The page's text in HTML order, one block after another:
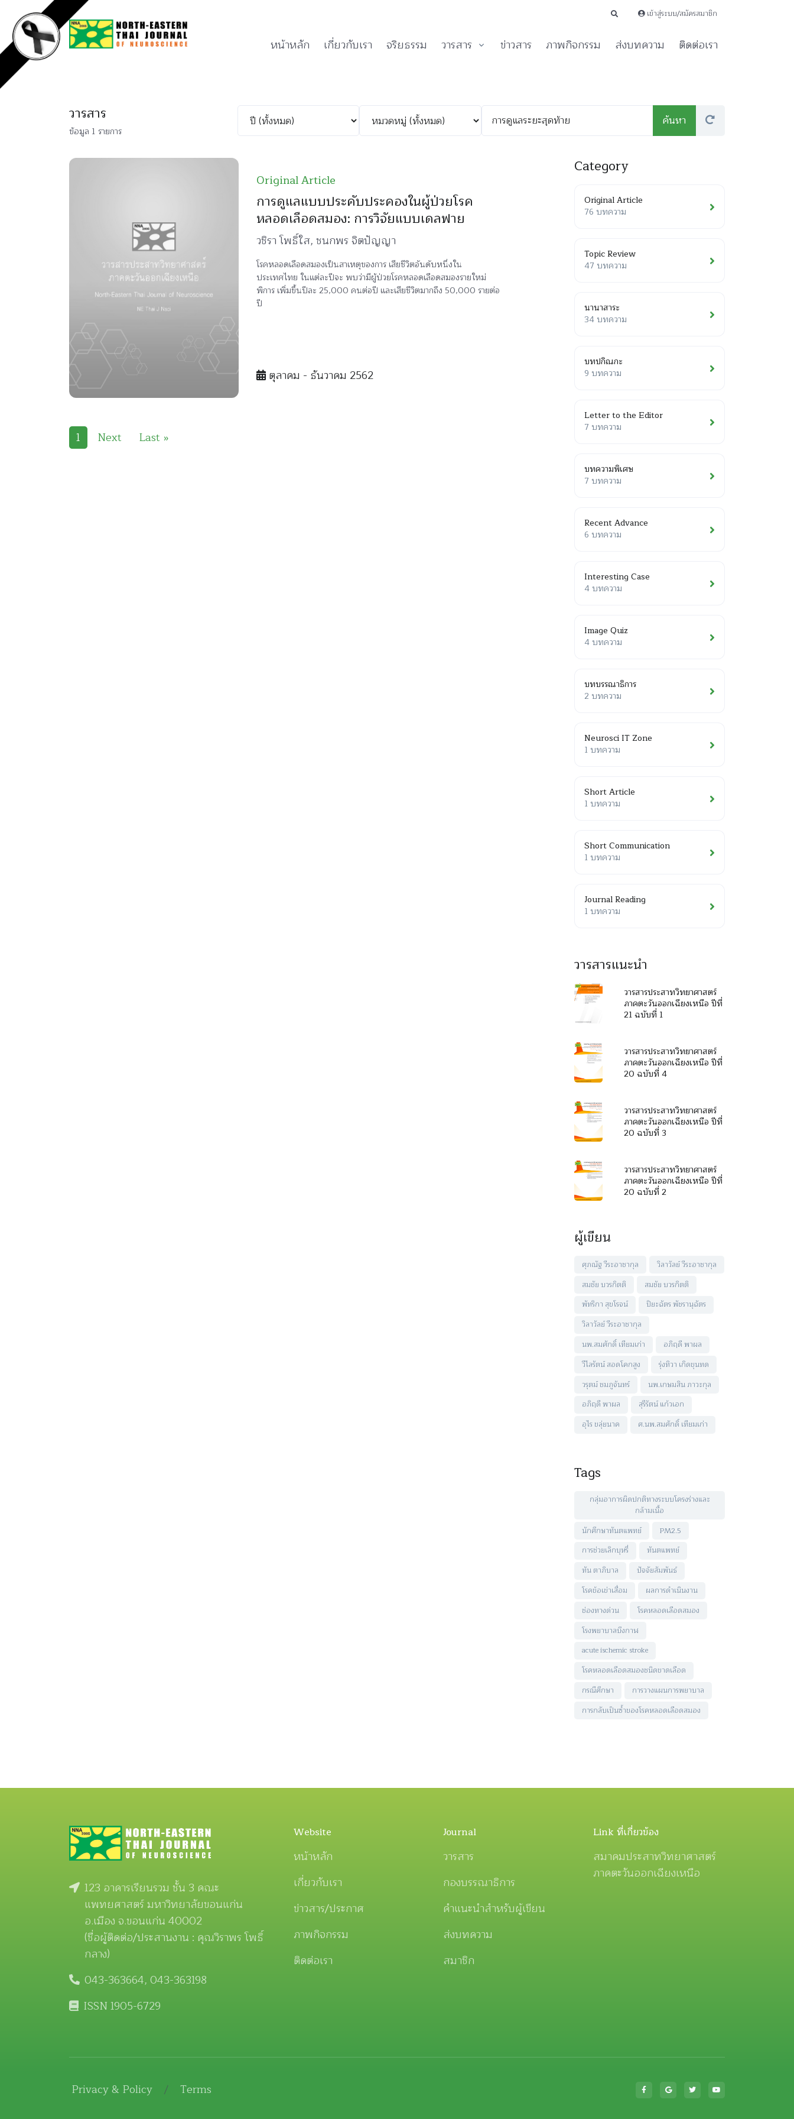
เข้าสู่ระบบ/สมัครสมาชิก
หน้าหลัก เกี่ยวกับเรา จริยธรรม วารสาร ข่าวสาร ภาพกิจกรรม ส่งบทความ ติดต่อเรา
วารสาร
ข้อมูล 1 รายการ
Original Article
การดูแลแบบประคับประคองในผู้ป่วยโรค
หลอดเลือดสมอง: การวิจัยแบบเดลฟาย
วชิรา โพธิ์ใส, ชนกพร จิตปัญญา
โรคหลอดเลือดสมองเป็นสาเหตุของการ เสียชีวิตอันดับหนึ่งใน
ประเทศไทย ในแต่ละปีจะ พบว่ามีผู้ป่วยโรคหลอดเลือดสมองรายใหม่
พิการ เพิ่มขึ้นปีละ 25,000 คนต่อปี และเสียชีวิตมากถึง 50,000 รายต่อ
ปี
ตุลาคม - ธันวาคม 2562
1 Next Last »
Category
Original Article
76 บทความ
Topic Review
47 บทความ
นานาสาระ
34 บทความ
บทปกิณกะ
9 บทความ
Letter to the Editor
7 บทความ
บทความพิเศษ
7 บทความ
Recent Advance
6 บทความ
Interesting Case
4 บทความ
Image Quiz
4 บทความ
บทบรรณาธิการ
2 บทความ
Neurosci IT Zone
1 บทความ
Short Article
1 บทความ
Short Communication
1 บทความ
Journal Reading
1 บทความ
วารสารแนะนำ
วารสารประสาทวิทยาศาสตร์
ภาคตะวันออกเฉียงเหนือ ปีที่
21 ฉบับที่ 1
วารสารประสาทวิทยาศาสตร์
ภาคตะวันออกเฉียงเหนือ ปีที่
20 ฉบับที่ 4
วารสารประสาทวิทยาศาสตร์
ภาคตะวันออกเฉียงเหนือ ปีที่
20 ฉบับที่ 3
วารสารประสาทวิทยาศาสตร์
ภาคตะวันออกเฉียงเหนือ ปีที่
20 ฉบับที่ 2
ผู้เขียน
ศุภณัฐ วีระอาชากุล
วิลาวัลย์ วีระอาชากุล
สมชัย บวรกิตติ
สมชัย บวรกิตติ
พัทริกา สุขโรจน์
ปิยะฉัตร พัชรานุฉัตร
วิลาวัลย์ วีระอาชากุล
นพ.สมศักดิ์ เทียมเก่า
อภิฤดี พาผล
วีไลรัตน์ สอดโคกสูง
รุ่งทิวา เกิดขุนทด
วรุตม์ ชมภูจันทร์
นพ.เกษมสิน ภาวะกุล
อภิฤดี พาผล
สุรีรัตน์ แก้วเอก
อุไร ขลุ่ยนาค
ศ.นพ.สมศักดิ์ เทียมเก่า
Tags
กลุ่มอาการผิดปกติทางระบบโครงร่างและ
กล้ามเนื้อ
นักศึกษาทันตแพทย์
PM2.5
การช่วยเลิกบุหรี่
ทันตแพทย์
ทัน ตาภิบาล
ปัจจัยสัมพันธ์
โรคข้อเข่าเสื่อม
ผลการดำเนินงาน
ช่องทางด่วน
โรคหลอดเลือดสมอง
โรงพยาบาลบึงกาฬ
acute ischemic stroke
โรคหลอดเลือดสมองชนิดขาดเลือด
กรณีศึกษา
การวางแผนการพยาบาล
การกลับเป็นซ้ำของโรคหลอดเลือดสมอง
123 อาคารเรียนรวม ชั้น 3 คณะ
แพทยศาสตร์ มหาวิทยาลัยขอนแก่น
อ.เมือง จ.ขอนแก่น 40002
(ชื่อผู้ติดต่อ/ประสานงาน : คุณวิราพร โพธิ์
กลาง)
043-363664, 043-363198
ISSN 1905-6729
Website
หน้าหลัก
เกี่ยวกับเรา
ข่าวสาร/ประกาศ
ภาพกิจกรรม
ติดต่อเรา
Journal
วารสาร
กองบรรณาธิการ
คำแนะนำสำหรับผู้เขียน
ส่งบทความ
สมาชิก
Link ที่เกี่ยวข้อง
สมาคมประสาทวิทยาศาสตร์
ภาคตะวันออกเฉียงเหนือ
Privacy & Policy / Terms